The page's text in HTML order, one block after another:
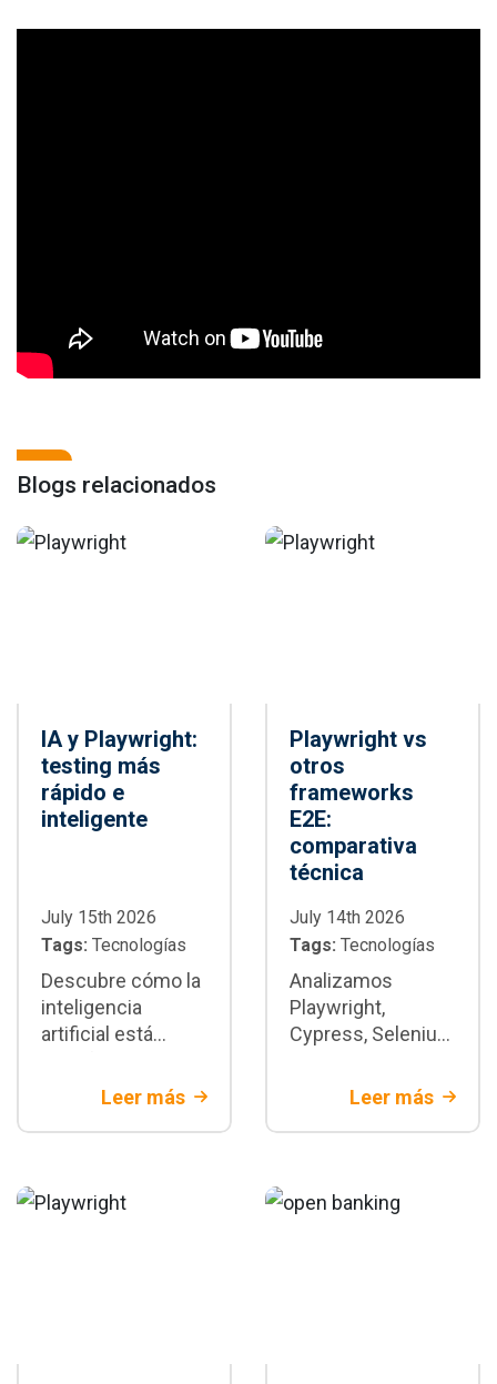
Blogs relacionados
IA y Playwright:
testing más
rápido e
inteligente
July 15th 2026
Tags: Tecnologías
Descubre cómo la
inteligencia
artificial está
automatización de
Playwright:
tests,
mantenimiento y
Leer más
Playwright vs
otros
frameworks
E2E:
comparativa
técnica
July 14th 2026
Tags: Tecnologías
Analizamos
Playwright,
Cypress, Selenium
criterios técnicos
Descubre cuándo
mejor decisión
para tu proyecto.
Leer más